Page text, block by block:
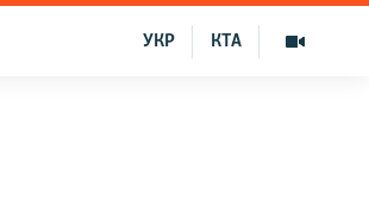
КТА
УКР